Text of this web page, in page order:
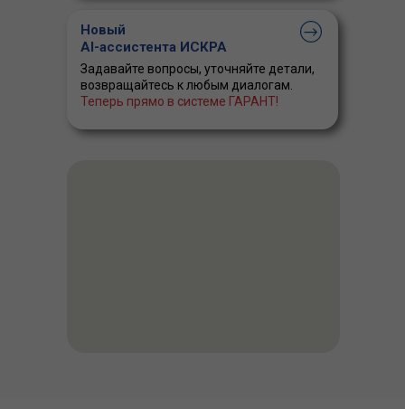
Новый
AI-ассистента ИСКРА
Задавайте вопросы, уточняйте детали,
возвращайтесь к любым диалогам.
Теперь прямо в системе ГАРАНТ!